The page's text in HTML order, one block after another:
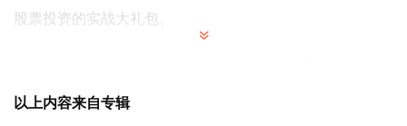
股票投资的实战大礼包。
Capital担任基金经理，回国后成立自己的投资公司，目前
以上内容来自专辑